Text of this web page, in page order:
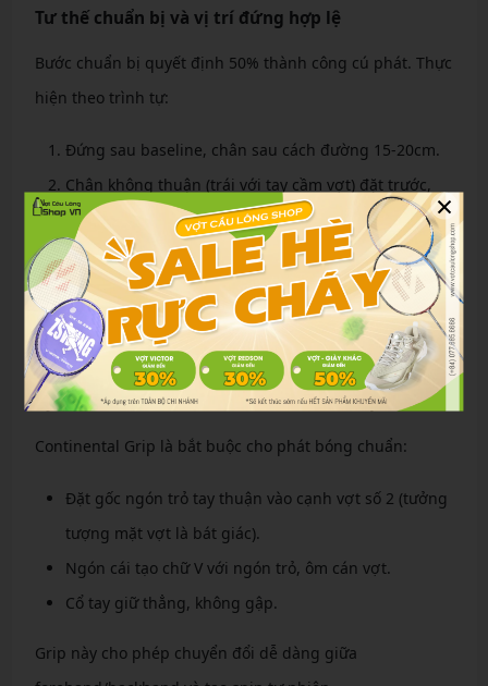
Tư thế chuẩn bị và vị trí đứng hợp lệ
Bước chuẩn bị quyết định 50% thành công cú phát. Thực
hiện theo trình tự:
Đứng sau baseline, chân sau cách đường 15-20cm.
Chân không thuận (trái với tay cầm vợt) đặt trước,
chân thuận phía sau (tư thế semi-open).
Gối hơi khuỵu, trọng tâm dồn đều hai chân.
Mắt nhìn thẳng ô chéo đối diện, xác định mục tiêu
đáp bóng.
Hít thở sâu, thả lỏng vai và cổ tay.
Kỹ thuật cầm vợt chuẩn Continental Grip
Continental Grip là bắt buộc cho phát bóng chuẩn:
Đặt gốc ngón trỏ tay thuận vào cạnh vợt số 2 (tưởng
tượng mặt vợt là bát giác).
Ngón cái tạo chữ V với ngón trỏ, ôm cán vợt.
Cổ tay giữ thẳng, không gập.
Grip này cho phép chuyển đổi dễ dàng giữa
×